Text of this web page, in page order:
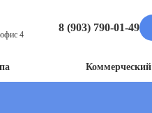
4
8 (903) 790-01-49
Коммерческий